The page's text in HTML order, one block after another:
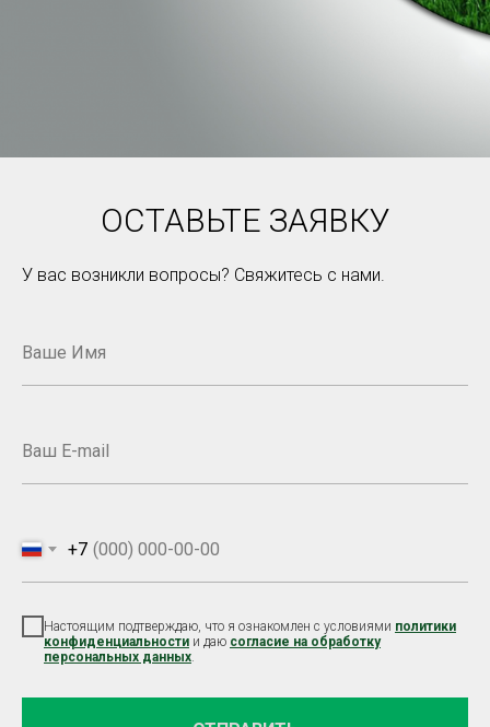
ОСТАВЬТЕ ЗАЯВКУ
У вас возникли вопросы? Свяжитесь с нами.
+7
Настоящим подтверждаю, что я ознакомлен с условиями политики
конфиденциальности и даю согласие на обработку
персональных данных.